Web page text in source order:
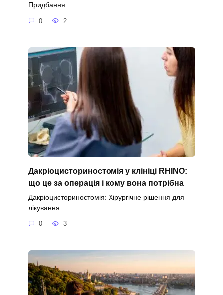
Придбання
0 2
Дакріоцисториностомія у клініці RHINO:
що це за операція і кому вона потрібна
Дакріоцисториностомія: Хірургічне рішення для
лікування
0 3